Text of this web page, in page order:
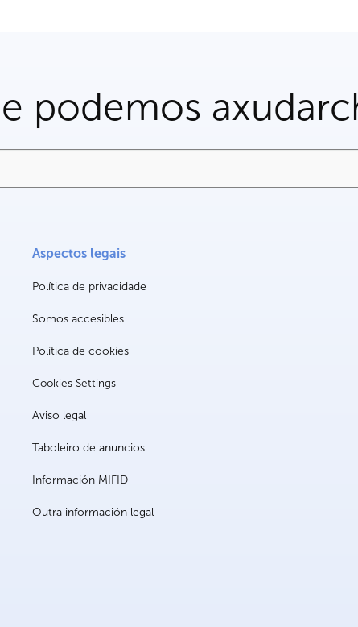
podemos
Aspectos legais
Política de privacidade
Somos accesibles
Política de cookies
Cookies Settings
Aviso legal
Taboleiro de anuncios
Información MIFID
Outra información legal